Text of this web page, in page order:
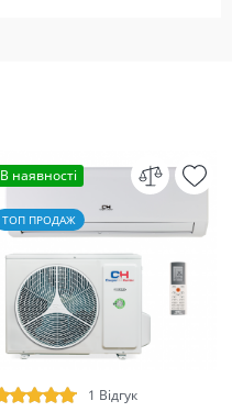
В наявності
ТОП ПРОДАЖ
1 Відгук